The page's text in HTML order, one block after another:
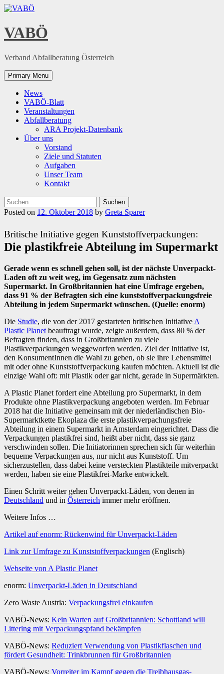
Skip
content
VABÖ
Verband Abfallberatung Österreich
Primary Menu
News
VABÖ-Blatt
Veranstaltungen
Abfallberatung
ARA Projekt-Datenbank
Über uns
Vorstand
Ziele und Statuten
Aufgaben
Unser Team
Kontakt
Suchen
nach:
Posted on 12. Oktober 2018 by Greta Sparer
Britische Initiative gegen Kunststoffverpackungen:
Die plastikfreie Abteilung im Supermarkt
Gerade wenn es schnell gehen soll, ist der nächste Unverpackt-
Laden oft zu weit weg, im Gegensatz zum nächsten
Supermarkt. In Großbritannien hat eine Umfrage ergeben,
dass 91 % der Befragten sich eine kunststoffverpackungsfreie
Abteilung in jedem Supermarkt wünschen. (Quelle: enorm)
Die Studie, die von der 2017 gestarteten britischen Initiative A
Plastic Planet beauftragt wurde, zeigte außerdem, dass 80 % der
Befragten finden, dass in Großbritannien zu viele
Plastikverpackungen weggeworfen werden. Ziel der Initiative ist,
den KonsumentInnen die Wahl zu geben, ob sie ihre Lebensmittel
mit oder ohne Kunststoffverpackung kaufen möchten. Aktuell ist die
einzige Wahl oft: mit Plastik oder gar nicht, gerade in Supermärkten.
A Plastic Planet fordert eine Abteilung pro Supermarkt, in dem
Produkte ohne Plastikverpackung angeboten werden. Im Februar
2018 hat die Initiative gemeinsam mit der niederländischen Bio-
Supermarktkette Ekoplaza die erste plastikverpachungsfreie
Abteilung in einem Supermarkt in Amsterdam eingerichtet. Dass die
Verpackungen plastikfrei sind, heißt aber nicht, dass sie ganz
verschwinden sollen. Die Initiatorinnen sprechen sich für weiterhin
bequeme Verpackungen aus, nur nicht aus Kunststoff. Um
sicherzustellen, dass dabei keine versteckten Plastikteile mitverpackt
werden, haben sie eine Plastikfrei-Marke entwickelt.
Einen Schritt weiter gehen Unverpackt-Läden, von denen in
Deutschland und in Österreich immer mehr eröffnen.
Weitere Infos …
Artikel auf enorm: Rückenwind für Unverpackt-Läden
Link zur Umfrage zu Kunststoffverpackungen (Englisch)
Webseite von A Plastic Planet
enorm: Unverpackt-Läden in Deutschland
Zero Waste Austria: Verpackungsfrei einkaufen
VABÖ-News: Kein Warten auf Großbritannien: Schottland will
Littering mit Verpackungspfand bekämpfen
VABÖ-News: Reduziert Verwendung von Plastikflaschen und
fördert Gesundheit: Trinkbrunnen für Großbritannien
VABÖ-News: Vorreiter im Kampf gegen die Treibhausgas-